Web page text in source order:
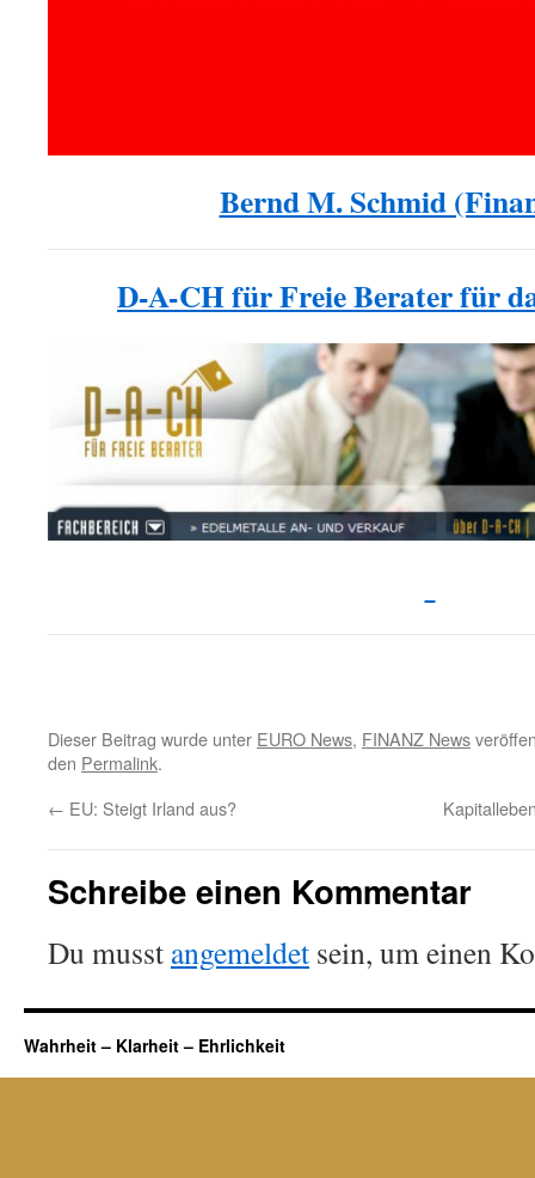
Bernd M. Schmid
D-A-CH für Freie Berater für
Dieser Beitrag wurde unter EURO News, FINANZ News
den Permalink.
← EU: Steigt Irland aus?
Schreibe einen Kommentar
Du musst angemeldet sein, um einen
Wahrheit – Klarheit – Ehrlichkeit